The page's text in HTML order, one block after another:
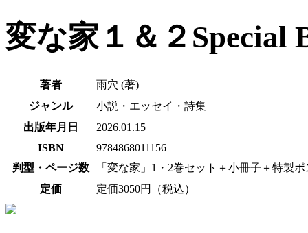
変な家１＆２Special
著者
雨穴 (著)
ジャンル
小説・エッセイ・詩集
出版年月日
2026.01.15
ISBN
9784868011156
判型・ページ数
「変な家」1・2巻セット＋小冊子＋特製
定価
定価3050円（税込）